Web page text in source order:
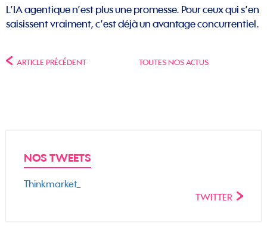
L’IA agentique n’est plus une promesse. Pour ceux qui s’en
saisissent vraiment, c’est déjà un avantage concurrentiel.
ARTICLE PRÉCÉDENT TOUTES NOS ACTUS
NOS TWEETS
Thinkmarket_
TWITTER